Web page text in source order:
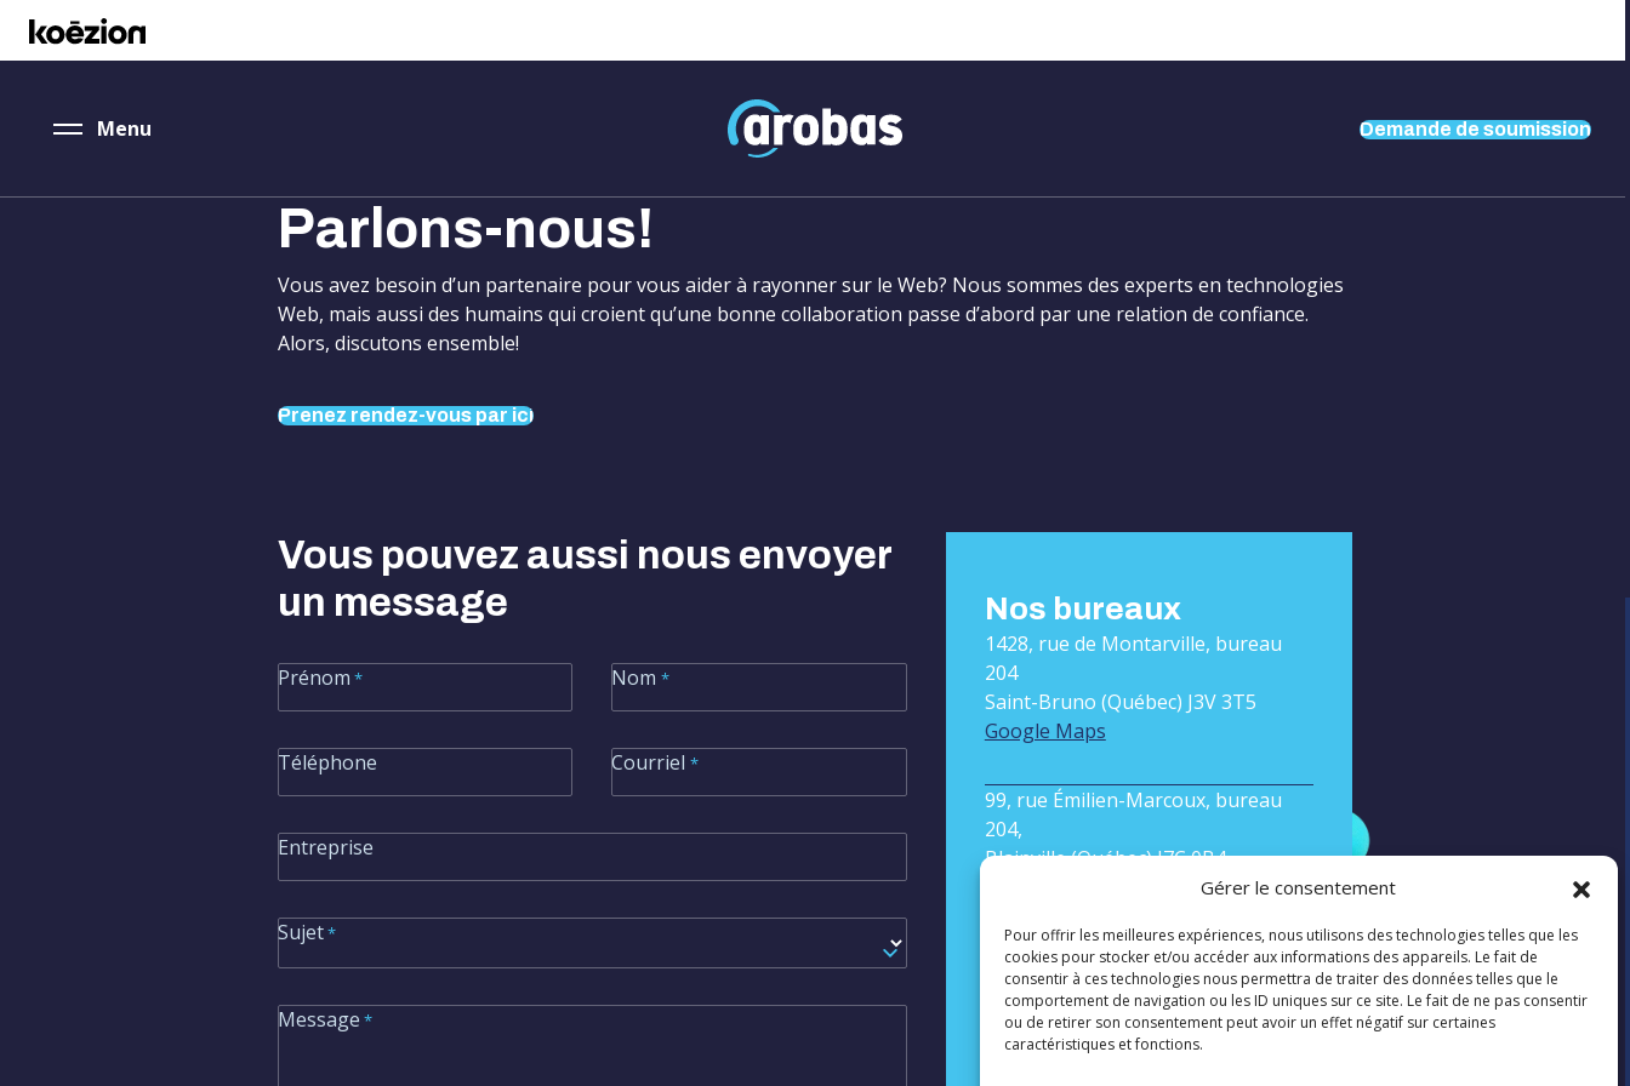
Gérer le consentement
Pour offrir les meilleures expériences, nous utilisons des technologies telles que les
cookies pour stocker et/ou accéder aux informations des appareils. Le fait de
consentir à ces technologies nous permettra de traiter des données telles que le
comportement de navigation ou les ID uniques sur ce site. Le fait de ne pas consentir
ou de retirer son consentement peut avoir un effet négatif sur certaines
caractéristiques et fonctions.
accessibility.skipToMain
Menu
Arobas
Demande de soumission
Demande de
Parlons-nous!
Vous avez besoin d’un partenaire pour vous aider à rayonner sur le Web? Nous sommes des experts en technologies
Web, mais aussi des humains qui croient qu’une bonne collaboration passe d’abord par une relation de confiance.
Alors, discutons ensemble!
Prenez rendez-vous par ici
Prenez rendez-vous
« *» indique les champs nécessaires
Vous pouvez aussi nous envoyer
un message
Prénom * Nom *
Téléphone Courriel *
Entreprise
Sujet*
Message *
Nos bureaux
1428, rue de Montarville, bureau
204
Saint-Bruno (Québec) J3V 3T5
Google Maps
99, rue Émilien-Marcoux, bureau
204,
Blainville (Québec) J7C 0B4
Contactez-nous
info@agencearobas.ca